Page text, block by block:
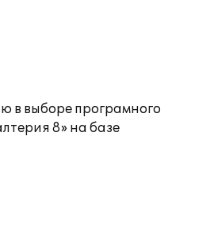
в выборе програмного
8» на базе